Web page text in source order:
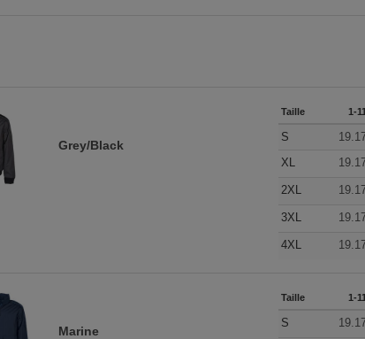
Grey/Black
Taille 1-11
S
XL
2XL
3XL
4XL
Marine
Taille 1-11
S